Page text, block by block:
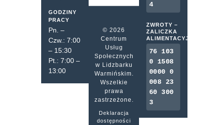
GODZINY
PRACY
Pn. –
Czw.: 7:00
– 15:30
Pt.: 7:00 –
13:00
© 2026
Centrum
Usług
Społecznych
w Lidzbarku
Warmińskim.
Wszelkie
prawa
zastrzeżone.
Deklaracja
dostępności
4
ZWROTY –
ZALICZKA
ALIMENTACYJNA
76 103
0 1508
0000 0
008 23
60 300
3